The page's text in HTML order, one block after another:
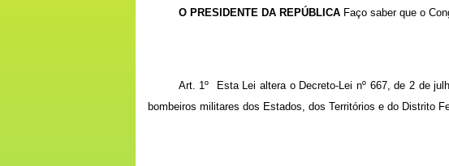
O PRESIDENTE DA REPÚBLICAFaço saber que o
Art. 1º Esta Lei altera o Decreto-Lei nº 667, de 2 de
bombeiros militares dos Estados, dos Territórios e do Distrito